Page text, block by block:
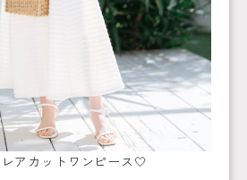
アカットワンピース‎🤍